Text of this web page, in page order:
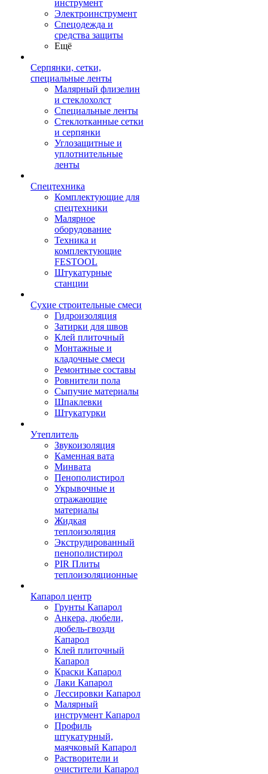
инструмент
Электроинструмент
Спецодежда и
средства защиты
Ещё
Серпянки, сетки,
специальные ленты
Малярный флизелин
и стеклохолст
Специальные ленты
Стеклотканные сетки
и серпянки
Углозащитные и
уплотнительные
ленты
Спецтехника
Комплектующие для
спецтехники
Малярное
оборудование
Техника и
комплектующие
FESTOOL
Штукатурные
станции
Сухие строительные смеси
Гидроизоляция
Затирки для швов
Клей плиточный
Монтажные и
кладочные смеси
Ремонтные составы
Ровнители пола
Сыпучие материалы
Шпаклевки
Штукатурки
Утеплитель
Звукоизоляция
Каменная вата
Минвата
Пенополистирол
Укрывочные и
отражающие
материалы
Жидкая
теплоизоляция
Экструдированный
пенополистирол
PIR Плиты
теплоизоляционные
Капарол центр
Грунты Капарол
Анкера, дюбели,
дюбель-гвозди
Капарол
Клей плиточный
Капарол
Краски Капарол
Лаки Капарол
Лессировки Капарол
Малярный
инструмент Капарол
Профиль
штукатурный,
маячковый Капарол
Растворители и
очистители Капарол